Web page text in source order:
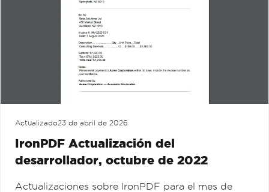
Actualizado23 de abril de 2026
IronPDF Actualización del
desarrollador, octubre de 2022
Actualizaciones sobre IronPDF para el mes de